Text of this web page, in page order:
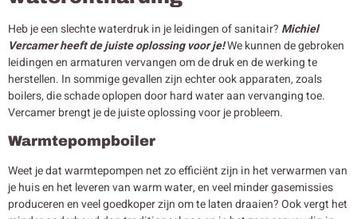
Heb je een slechte waterdruk in je leidingen of sanitair? Michiel
Vercamer heeft de juiste oplossing voor je!We kunnen de gebroken
leidingen en armaturen vervangen om de druk en de werking te
herstellen. In sommige gevallen zijn echter ook apparaten, zoals
boilers, die schade oplopen door hard water aan vervanging toe.
Vercamer brengt je de juiste oplossing voor je probleem.
Warmtepompboiler
Weet je dat warmtepompen net zo efficiënt zijn in het verwarmen van
je huis en het leveren van warm water, en veel minder gasemissies
produceren en veel goedkoper zijn om te laten draaien? Ook vergt het